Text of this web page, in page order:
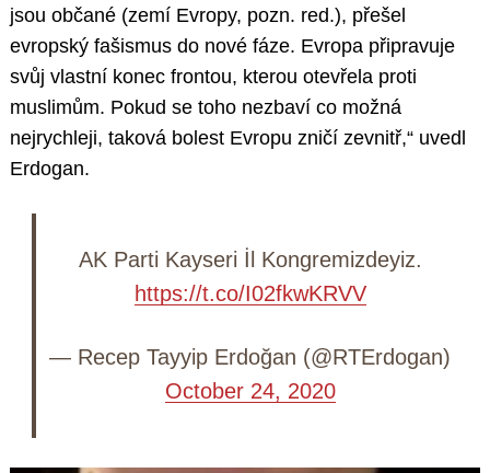
jsou občané (zemí Evropy, pozn. red.), přešel
evropský fašismus do nové fáze. Evropa připravuje
svůj vlastní konec frontou, kterou otevřela proti
muslimům. Pokud se toho nezbaví co možná
nejrychleji, taková bolest Evropu zničí zevnitř,“ uvedl
Erdogan.
AK Parti Kayseri İl Kongremizdeyiz.
https://t.co/I02fkwKRVV
— Recep Tayyip Erdoğan (@RTErdogan)
October 24, 2020